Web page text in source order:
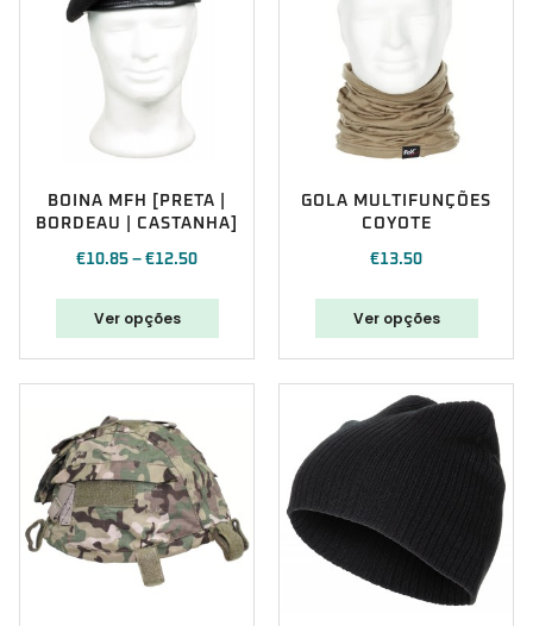
BOINA MFH [PRETA |
BORDEAU | CASTANHA]
€10.85 – €12.50
Ver opções
GOLA MULTIFUNÇÕES
COYOTE
€13.50
Ver opções